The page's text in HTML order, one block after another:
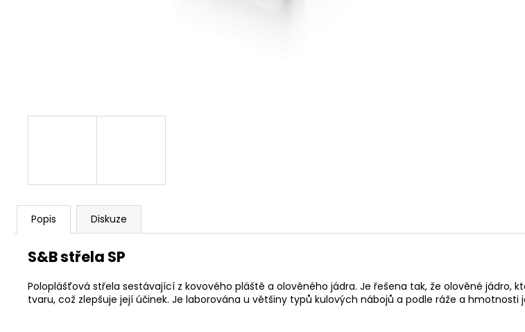
Popis Diskuze
S&B střela SP
Poloplášťová střela sestávající z kovového pláště a olověného jádra. Je řešena tak, že olověné
tvaru, což zlepšuje její účinek. Je laborována u většiny typů kulových nábojů a podle ráže a hmotnosti